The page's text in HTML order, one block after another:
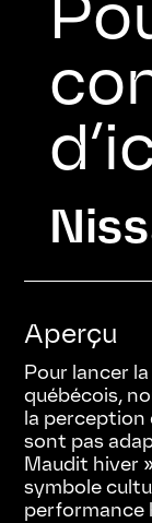
Aperçu
Pour lancer
québécois,
la perception
sont pas
Maudit hiver
symbole
performance